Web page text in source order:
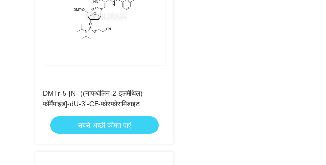
DMTr-5-[N- ((नाफथेलिन-2-इलमेथिल)
फॉर्मैमाइड]-dU-3'-CE-फोस्फोरामिडाइट
सबसे अच्छी कीमत पाएं